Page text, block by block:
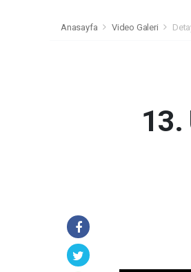
Anasayfa Video Galeri
13.